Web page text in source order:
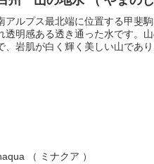
アルプス最北端に位置する甲斐
透明感ある透き通った水です。
、岩肌が白く輝く美しい山であ
（ ミナクア ）